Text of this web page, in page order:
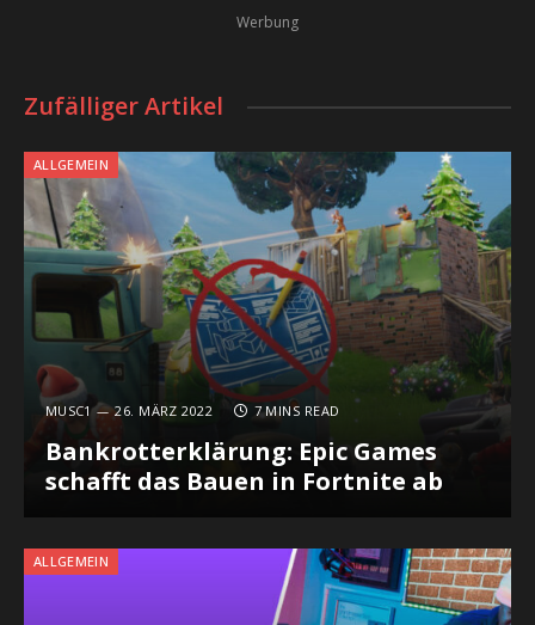
Werbung
Zufälliger Artikel
ALLGEMEIN
MUSC1 26. MÄRZ 2022 7 MINS READ
Bankrotterklärung: Epic Games
schafft das Bauen in Fortnite ab
ALLGEMEIN